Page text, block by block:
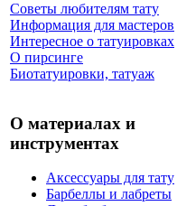
Советы любителям тату
Информация для мастеров
Интересное о татуировках
О пирсинге
Биотатуировки, татуаж
О материалах и
инструментах
Аксессуары для тату
Барбеллы и лабреты